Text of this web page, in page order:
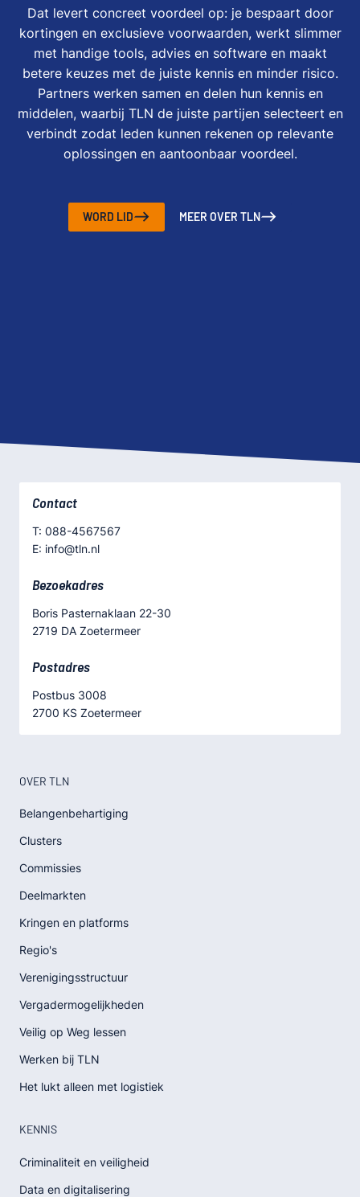
Dat levert concreet voordeel op: je bespaart door
kortingen en exclusieve voorwaarden, werkt slimmer
met handige tools, advies en software en maakt
betere keuzes met de juiste kennis en minder risico.
Partners werken samen en delen hun kennis en
middelen, waarbij TLN de juiste partijen selecteert en
verbindt zodat leden kunnen rekenen op relevante
oplossingen en aantoonbaar voordeel.
WORD LID MEER OVER TLN
Contact
T: 088-4567567
E: info@tln.nl
Bezoekadres
Boris Pasternaklaan 22-30
2719 DA Zoetermeer
Postadres
Postbus 3008
2700 KS Zoetermeer
OVER TLN
Belangenbehartiging
Clusters
Commissies
Deelmarkten
Kringen en platforms
Regio's
Verenigingsstructuur
Vergadermogelijkheden
Veilig op Weg lessen
Werken bij TLN
Het lukt alleen met logistiek
KENNIS
Criminaliteit en veiligheid
Data en digitalisering